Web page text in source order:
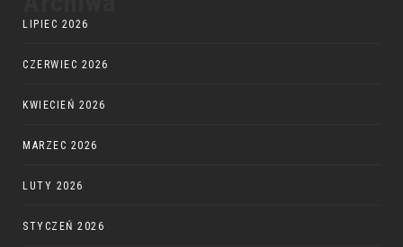
LIPIEC 2026
CZERWIEC 2026
KWIECIEŃ 2026
MARZEC 2026
LUTY 2026
STYCZEŃ 2026